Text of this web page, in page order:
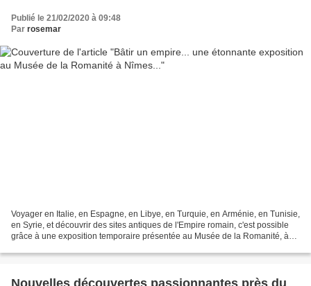
Publié le 21/02/2020 à 09:48
Par rosemar
Voyager en Italie, en Espagne, en Libye, en Turquie, en Arménie, en Tunisie,
en Syrie, et découvrir des sites antiques de l'Empire romain, c'est possible
grâce à une exposition temporaire présentée au Musée de la Romanité, à